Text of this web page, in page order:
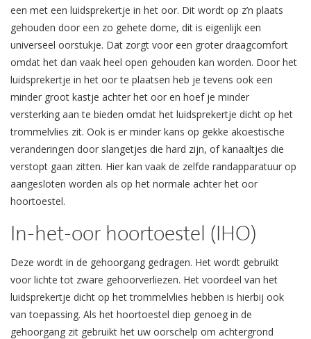
een met een luidsprekertje in het oor. Dit wordt op z’n plaats
gehouden door een zo gehete dome, dit is eigenlijk een
universeel oorstukje. Dat zorgt voor een groter draagcomfort
omdat het dan vaak heel open gehouden kan worden. Door het
luidsprekertje in het oor te plaatsen heb je tevens ook een
minder groot kastje achter het oor en hoef je minder
versterking aan te bieden omdat het luidsprekertje dicht op het
trommelvlies zit. Ook is er minder kans op gekke akoestische
veranderingen door slangetjes die hard zijn, of kanaaltjes die
verstopt gaan zitten. Hier kan vaak de zelfde randapparatuur op
aangesloten worden als op het normale achter het oor
hoortoestel.
In-het-oor hoortoestel (IHO)
Deze wordt in de gehoorgang gedragen. Het wordt gebruikt
voor lichte tot zware gehoorverliezen. Het voordeel van het
luidsprekertje dicht op het trommelvlies hebben is hierbij ook
van toepassing. Als het hoortoestel diep genoeg in de
gehoorgang zit gebruikt het uw oorschelp om achtergrond